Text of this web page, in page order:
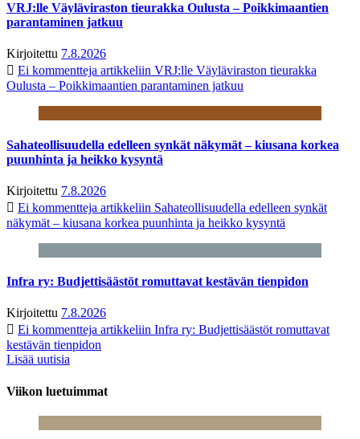
VRJ:lle Väyläviraston tieurakka Oulusta – Poikkimaantien
parantaminen jatkuu
Kirjoitettu 7.8.2026
Ei kommentteja artikkeliin VRJ:lle Väyläviraston tieurakka
Oulusta – Poikkimaantien parantaminen jatkuu
Sahateollisuudella edelleen synkät näkymät – kiusana korkea
puunhinta ja heikko kysyntä
Kirjoitettu 7.8.2026
Ei kommentteja artikkeliin Sahateollisuudella edelleen synkät
näkymät – kiusana korkea puunhinta ja heikko kysyntä
Infra ry: Budjettisäästöt romuttavat kestävän tienpidon
Kirjoitettu 7.8.2026
Ei kommentteja artikkeliin Infra ry: Budjettisäästöt romuttavat
kestävän tienpidon
Lisää uutisia
Viikon luetuimmat